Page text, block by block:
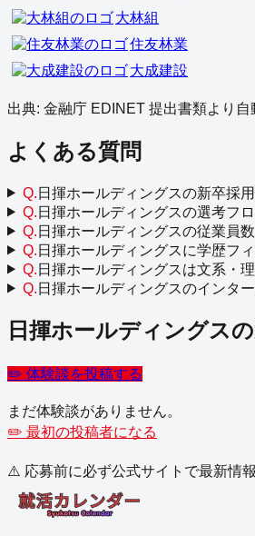
大林組
住友林業
大成建設
出典: 金融庁 EDINET 提出書類より自
よくある質問
Q. 日揮ホールディングスの新卒採
Q. 日揮ホールディングスの選考フ
Q. 日揮ホールディングスの従業員
Q. 日揮ホールディングスに学歴フ
Q. 日揮ホールディングスは文系・
Q. 日揮ホールディングスのインタ
日揮ホールディングス
✏️ 体験談を投稿する
まだ体験談がありません。
✏️ 最初の投稿者になる
⚠️ 応募前に必ず公式サイトで最新情